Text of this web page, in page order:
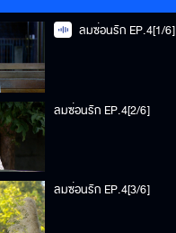
ลมซ่อนรัก EP.4[1/6]
ลมซ่อนรัก EP.4[2/6]
ลมซ่อนรัก EP.4[3/6]